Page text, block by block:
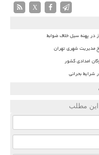
X
پهنه سیل خلاف ضوابط
مدیریت شهری تهران
شرایط بحرانی
این مطلب